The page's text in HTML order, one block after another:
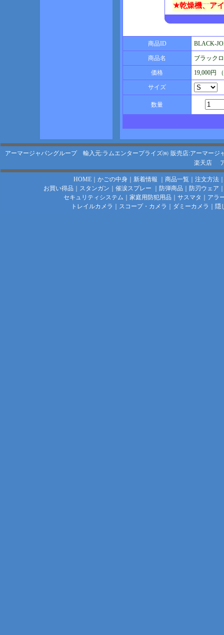
★乾燥機、ア
商品ID BLACK-
商品名 ブラック
価格 19,000円
サイズ
数量
アーマージャパングループ 輸入元:ラムエンタープライズ㈱ 販売店:アーマージ
楽天店
HOME｜ かごの中身｜ 新着情報 商品一覧｜ 注文方法
お買い得品
スタンガン 催涙スプレー 防弾商品 防刃ウェア
セキュリティシステム
家庭用防犯用品 サスマタ
アラ
トレイルカメラ
スコープ・カメラ ダミーカメラ 隠